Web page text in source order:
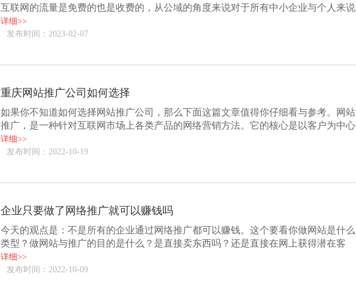
互联网的流量是免费的也是收费的，从公域的角度来说对于所有中小企业与个人来说
都是公平的，大家都可以...
详细>>
发布时间：2023-02-07
重庆网站推广公司如何选择
如果你不知道如何选择网站推广公司，那么下面这篇文章值得你仔细看与参考。网站
推广，是一种针对互联网市场上各类产品的网络营销方法。它的核心是以客户为中心
的网络营销，包括了互联...
详细>>
发布时间：2022-10-19
企业只要做了网络推广就可以赚钱吗
今天的观点是：不是所有的企业通过网络推广都可以赚钱。这个要看你做网站是什么
类型？做网站与推广的目的是什么？是直接卖东西吗？还是直接在网上获得潜在客
户，通过线下来完成交易？...
详细>>
发布时间：2022-10-09